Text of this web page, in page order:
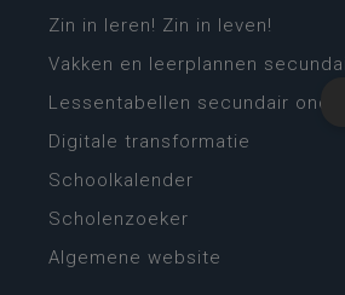
Zin in leren! Zin in leven!
Vakken en leerplannen
Lessentabellen secundair
Digitale transformatie
Schoolkalender
Scholenzoeker
Algemene website